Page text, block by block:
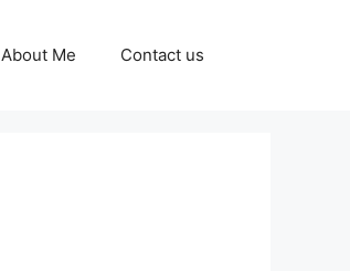
About Me Contact us